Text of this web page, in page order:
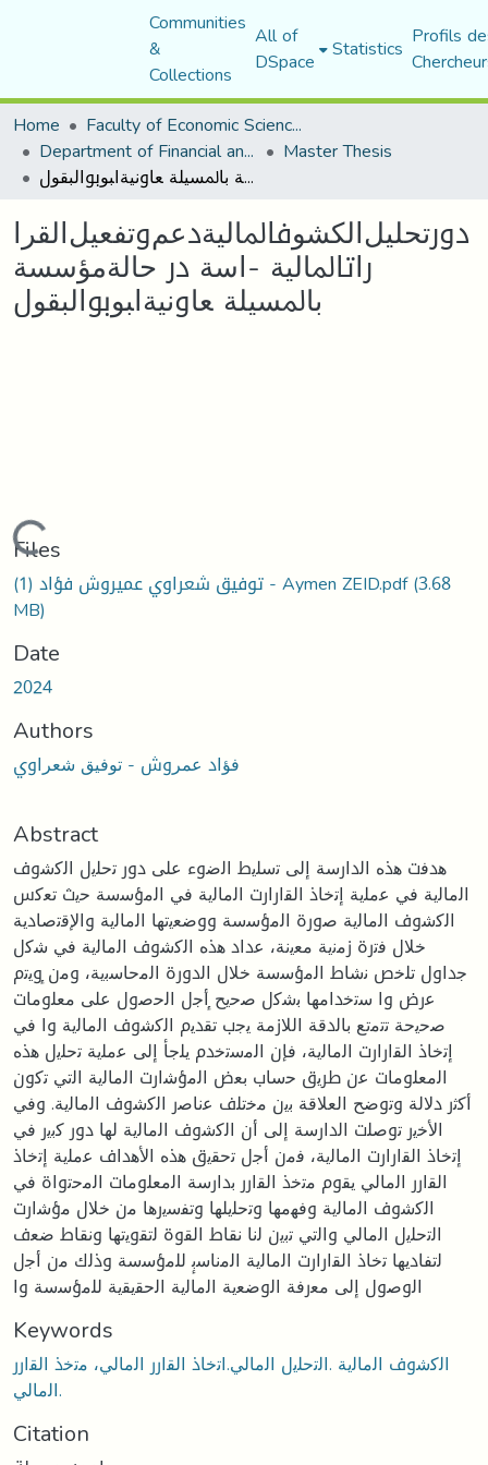
Communities
&
Collections
All of
DSpace Statistics Profils
Home
Faculty of Economic Sciences, Commerce and Management Sciences
Department of Financial and Accounting Sciences Master Thesis
دورﺗﺤﻠﻴﻞاﻟﻜﺸﻮفاﳌﺎﻟﻴﺔدﻋﻢوﺗﻔﻌﻴﻞاﻟﻘﺮاراتاﳌﺎﻟﻴﺔ -اﺳﺔ در ﺣﺎﻟﺔﻣﺆﺳﺴﺔ ﺑﺎﳌﺴﻴﻠﺔ ﻌﺎوﻧﻴﺔاﺒﻮبواﻟﺒﻘﻮل
دورﺗﺤﻠﻴﻞاﻟﻜﺸﻮفاﳌﺎﻟﻴﺔدﻋﻢوﺗﻔﻌﻴﻞاﻟﻘﺮا
راتاﳌﺎﻟﻴﺔ -اﺳﺔ در ﺣﺎﻟﺔﻣﺆﺳﺴﺔ
ﺑﺎﳌﺴﻴﻠﺔ ﻌﺎوﻧﻴﺔاﺒﻮبواﻟﺒﻘﻮل
Loading...
Files
توفيق شعراوي عميروش فؤاد (1) - Aymen ZEID.pdf(3.68
MB)
Date
2024
Authors
ﻓﺆاد ﻋﻤﺮوش - ﺗﻮﻓﻴﻖ ﺷﻌﺮاوي
Abstract
ﻫدﻓت ﻫذﻩ اﻟدارﺳﺔ إﻟﻰ ﺗﺳﻠﯾط اﻟﺿوء ﻋﻠﻰ دور ﺗﺣﻠﯾل اﻟﻛﺷوف
اﻟﻣﺎﻟﯾﺔ ﻓﻲ ﻋﻣﻠﯾﺔ إﺗﺧﺎذ اﻟﻘارارت اﻟﻣﺎﻟﯾﺔ ﻓﻲ اﻟﻣؤﺳﺳﺔ ﺣﯾث ﺗﻌﻛس
اﻟﻛﺷوف اﻟﻣﺎﻟﯾﺔ ﺻورة اﻟﻣؤﺳﺳﺔ ووﺿﻌﯾﺗﻬﺎ اﻟﻣﺎﻟﯾﺔ واﻹﻗﺗﺻﺎدﯾﺔ
ﺧﻼل ﻓﺗرة زﻣﻧﯾﺔ ﻣﻌﯾﻧﺔ، ﻋداد ﻫذﻩ اﻟﻛﺷوف اﻟﻣﺎﻟﯾﺔ ﻓﻲ ﺷﻛل
ﺟداول ﺗﻠﺧص ﻧﺷﺎط اﻟﻣؤﺳﺳﺔ ﺧﻼل اﻟدورة اﻟﻣﺣﺎﺳﺑﯾﺔ، وﻣن ٕوﯾﺗم
ﻋرض وا ﺳﺗﺧداﻣﻬﺎ ﺑﺷﻛل ﺻﺣﯾﺢ ٕأﺟل اﻟﺣﺻول ﻋﻠﻰ ﻣﻌﻠوﻣﺎت
ﺻﺣﯾﺣﺔ ﺗﺗﻣﺗﻊ ﺑﺎﻟدﻗﺔ اﻟﻼزﻣﺔ ﯾﺟب ﺗﻘدﯾم اﻟﻛﺷوف اﻟﻣﺎﻟﯾﺔ وا ﻓﻲ
إﺗﺧﺎذ اﻟﻘارارت اﻟﻣﺎﻟﯾﺔ، ﻓﺈن اﻟﻣﺳﺗﺧدم ﯾﻠﺟﺄ إﻟﻰ ﻋﻣﻠﯾﺔ ﺗﺣﻠﯾل ﻫذﻩ
اﻟﻣﻌﻠوﻣﺎت ﻋن طرﯾق ﺣﺳﺎب ﺑﻌض اﻟﻣؤﺷارت اﻟﻣﺎﻟﯾﺔ اﻟﺗﻲ ﺗﻛون
أﻛﺛر دﻻﻟﺔ وﺗوﺿﺢ اﻟﻌﻼﻗﺔ ﺑﯾن ﻣﺧﺗﻠف ﻋﻧﺎﺻر اﻟﻛﺷوف اﻟﻣﺎﻟﯾﺔ. وﻓﻲ
اﻷﺧﯾر ﺗوﺻﻠت اﻟدارﺳﺔ إﻟﻰ أن اﻟﻛﺷوف اﻟﻣﺎﻟﯾﺔ ﻟﻬﺎ دور ﻛﺑﯾر ﻓﻲ
إﺗﺧﺎذ اﻟﻘارارت اﻟﻣﺎﻟﯾﺔ، ﻓﻣن أﺟل ﺗﺣﻘﯾق ﻫذﻩ اﻷﻫداف ﻋﻣﻠﯾﺔ إﺗﺧﺎذ
اﻟﻘارر اﻟﻣﺎﻟﻲ ﯾﻘوم ﻣﺗﺧذ اﻟﻘارر ﺑدارﺳﺔ اﻟﻣﻌﻠوﻣﺎت اﻟﻣﺣﺗواة ﻓﻲ
اﻟﻛﺷوف اﻟﻣﺎﻟﯾﺔ وﻓﻬﻣﻬﺎ وﺗﺣﻠﯾﻠﻬﺎ وﺗﻔﺳﯾرﻫﺎ ﻣن ﺧﻼل ﻣؤﺷارت
اﻟﺗﺣﻠﯾل اﻟﻣﺎﻟﻲ واﻟﺗﻲ ﺗﺑﯾن ﻟﻧﺎ ﻧﻘﺎط اﻟﻘوة ﻟﺗﻘوﯾﺗﻬﺎ وﻧﻘﺎط ﺿﻌف
ﻟﺗﻔﺎدﯾﻬﺎ ﺗﺧﺎذ اﻟﻘارارت اﻟﻣﺎﻟﯾﺔ اﻟﻣﻧﺎﺳﺑٕ ﻟﻠﻣؤﺳﺳﺔ وذﻟك ﻣن أﺟل
اﻟوﺻول إﻟﻰ ﻣﻌرﻓﺔ اﻟوﺿﻌﯾﺔ اﻟﻣﺎﻟﯾﺔ اﻟﺣﻘﯾﻘﯾﺔ ﻟﻠﻣؤﺳﺳﺔ وا
Keywords
اﻟﻛﺷوف اﻟﻣﺎﻟﯾﺔ .اﻟﺗﺣﻠﯾل اﻟﻣﺎﻟﻲ.اﺗﺧﺎذ اﻟﻘارر اﻟﻣﺎﻟﻲ، ﻣﺗﺧذ اﻟﻘارر
اﻟﻣﺎﻟﻲ.
Citation